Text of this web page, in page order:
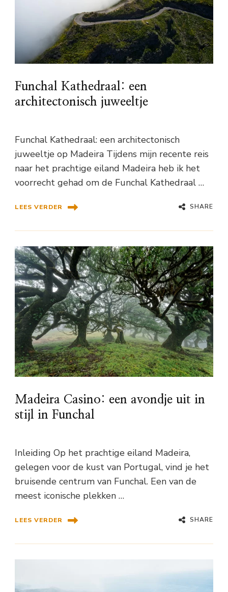
Funchal Kathedraal: een
architectonisch juweeltje
Funchal Kathedraal: een architectonisch
juweeltje op Madeira Tijdens mijn recente reis
naar het prachtige eiland Madeira heb ik het
voorrecht gehad om de Funchal Kathedraal …
LEES VERDER SHARE
Madeira Casino: een avondje uit in
stijl in Funchal
Inleiding Op het prachtige eiland Madeira,
gelegen voor de kust van Portugal, vind je het
bruisende centrum van Funchal. Een van de
meest iconische plekken …
LEES VERDER SHARE